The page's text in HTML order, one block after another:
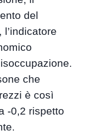
del
l’indicatore
che
è così
-0,2 rispetto